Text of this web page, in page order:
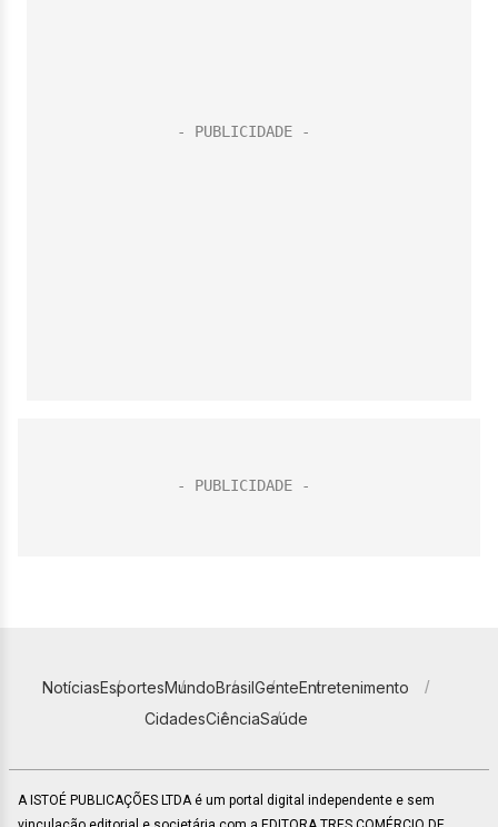
NotíciasEsportesMundoBrasilGenteEntretenimento
CidadesCiênciaSaúde
A ISTOÉ PUBLICAÇÕES LTDA é um portal digital independente e sem